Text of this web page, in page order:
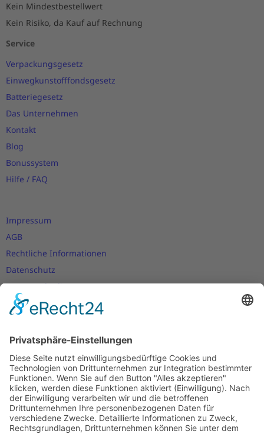
Kein Mindestbestellwert
Kein Risiko, da Kauf auf Rechnung
Service
Verpackungsgesetz
Einwegkunstofffondsgesetz
Batteriegesetz
Das Unternehmen
Kontakt
Blog
Bonussystem
Hilfe / FAQ
Impressum
AGB
Rechtliche Informationen
Datenschutz
Nutzungsbedingungen
Versand- und Zahlungsbedingungen
Cookie-Einstellungen
Newsletter
Verpassen Sie keine Neuigkeiten,
Angebote und Gutscheine!
Jetzt anmelden und10 EUR Gutscheinsichern!